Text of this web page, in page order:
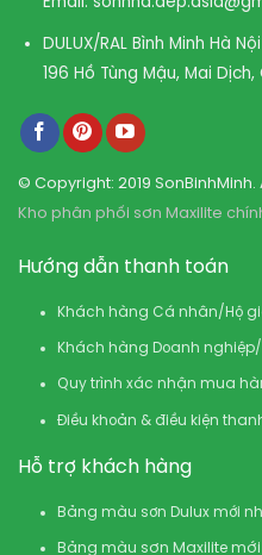
DULUX/RAL Bình Minh Hà
196 Hồ Tùng Mậu, Mai Dịch,
© Copyright: 2019
Kho phân phối sơn Maxilite
Hướng dẫn thanh toán
Khách hàng Cá nhân/Hộ
Khách hàng Doanh
Quy trình xác nhận mua
Điều khoản & điều kiện
Hỗ trợ khách hàng
Bảng màu sơn Dulux mới
Bảng màu sơn Maxilite mới